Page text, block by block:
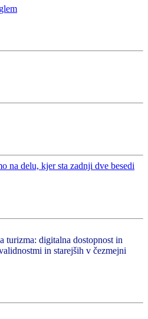
digitalna dostopnost in
in starejših v čezmejni